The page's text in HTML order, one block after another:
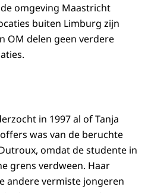
omgeving Maastricht
buiten Limburg zijn
OM delen geen verdere
in 1997 al of Tanja
was van de beruchte
omdat de studente in
grens verdween. Haar
andere vermiste jongeren